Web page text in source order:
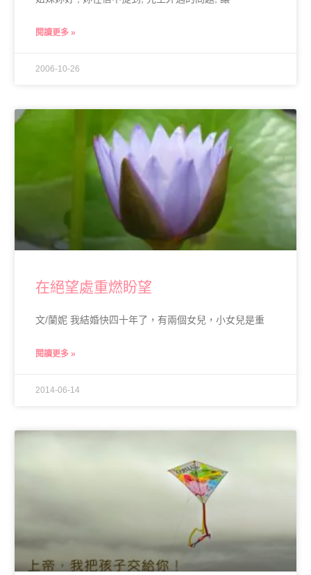
閱讀更多 »
2006-10-26
在絕望處重燃盼望
文/蘭妮 我結婚快四十年了，有兩個女兒，小女兒是重
閱讀更多 »
2014-06-14